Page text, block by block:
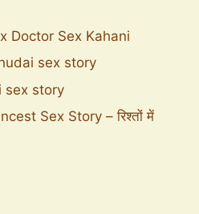
Doctor Sex Kahani
sex story
sex story
Sex Story – रिश्तों में